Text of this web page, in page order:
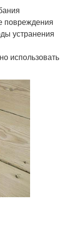
повреждения
устранения
использовать